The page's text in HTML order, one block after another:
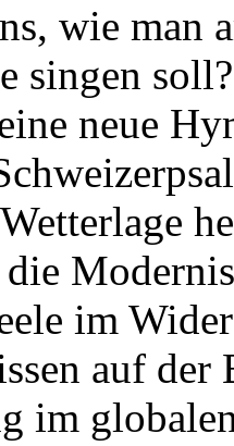
wie man
singen
neue
im
auf
im